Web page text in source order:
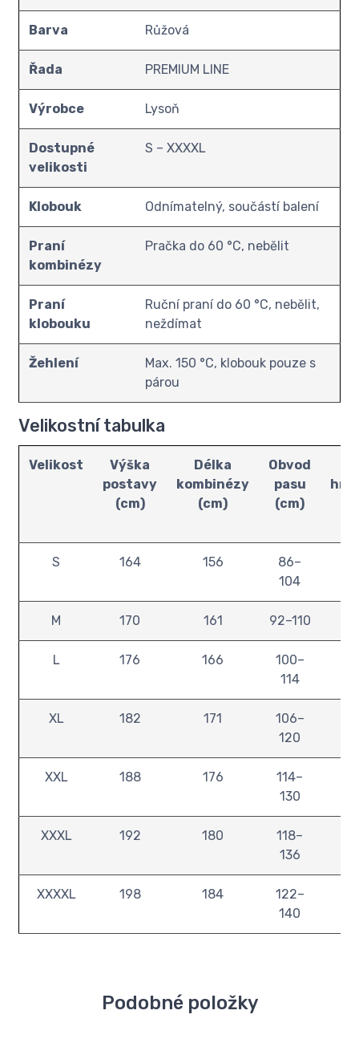
Barva Růžová
Řada PREMIUM LINE
Výrobce Lysoň
Dostupné
velikosti
S – XXXXL
Klobouk Odnímatelný, součástí balení
Praní
kombinézy
Pračka do 60 °C, nebělit
Praní
klobouku
Ruční praní do 60 °C, nebělit,
neždímat
Žehlení
Max. 150 °C, klobouk pouze s
párou
Velikostní tabulka
Velikost
Výška
postavy
(cm)
Délka
kombinézy
(cm)
Obvod
pasu
(cm)
S 164 156
86–
104
M 170 161 92–110
L 176 166
100–
114
XL 182 171
106–
120
XXL 188 176
114–
130
XXXL 192 180
118–
136
XXXXL 198 184
122–
140
Podobné položky